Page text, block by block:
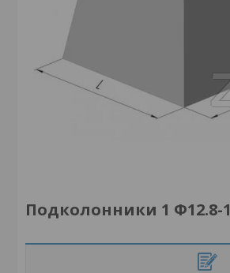
Подколонники 1 Ф12.8-1